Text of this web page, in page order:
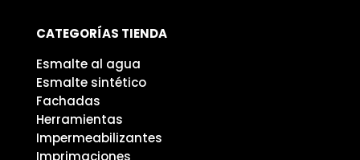
CATEGORÍAS TIENDA
Esmalte al agua
Esmalte sintético
Fachadas
Herramientas
Impermeabilizantes
Imprimaciones